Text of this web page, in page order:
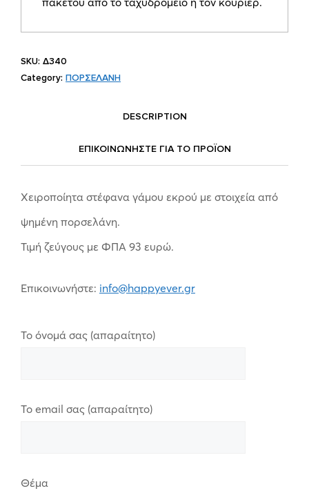
SKU: Δ340
Category: ΠΟΡΣΕΛΑΝΗ
DESCRIPTION
ΕΠΙΚΟΙΝΩΝΗΣΤΕ ΓΙΑ ΤΟ ΠΡΟΪOΝ
Χειροποίητα στέφανα γάμου εκρού με στοιχεία από
ψημένη πορσελάνη.
Τιμή ζεύγους με ΦΠΑ 93 ευρώ.
Επικοινωνήστε: info@happyever.gr
Το όνομά σας (απαραίτητο)
Το email σας (απαραίτητο)
Θέμα